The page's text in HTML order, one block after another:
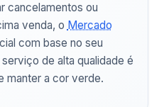
cancelamentos ou
venda, o Mercado
com base no seu
de alta qualidade é
manter a cor verde.